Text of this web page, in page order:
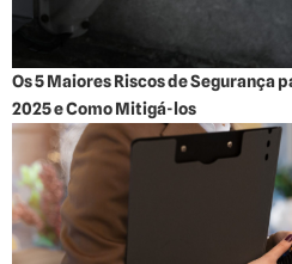
Os 5 Maiores Riscos de Segurança
2025 e Como Mitigá-los